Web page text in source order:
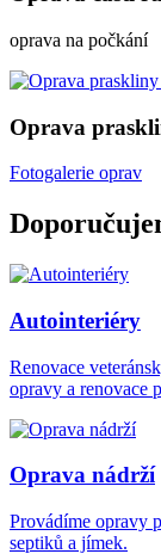
oprava na počkání
Oprava
Fotogalerie oprav
Autointeriéry
Renovace
opravy a renovace
Oprava nádrží
Provádíme opravy
septiků a jímek.